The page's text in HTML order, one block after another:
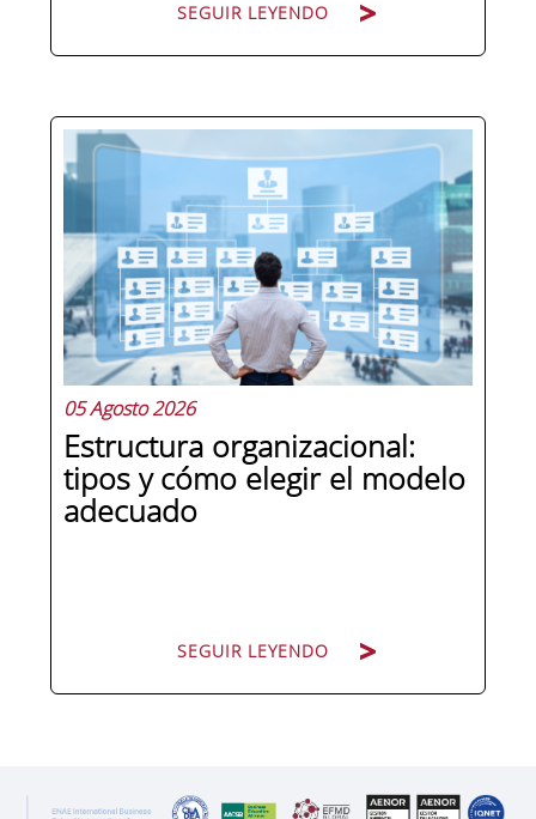
SEGUIR LEYENDO
Pocas figuras han ganado tanto peso
en la estructura corporativa española
en la última década como el
compliance officer. Desde que la
reforma del Código Penal extendió la
responsabilidad penal a las personas
jurídicas, las empresas de cualquier...
05 Agosto 2026
Estructura organizacional:
tipos y cómo elegir el modelo
adecuado
SEGUIR LEYENDO
cambia de dirección estratégica, una